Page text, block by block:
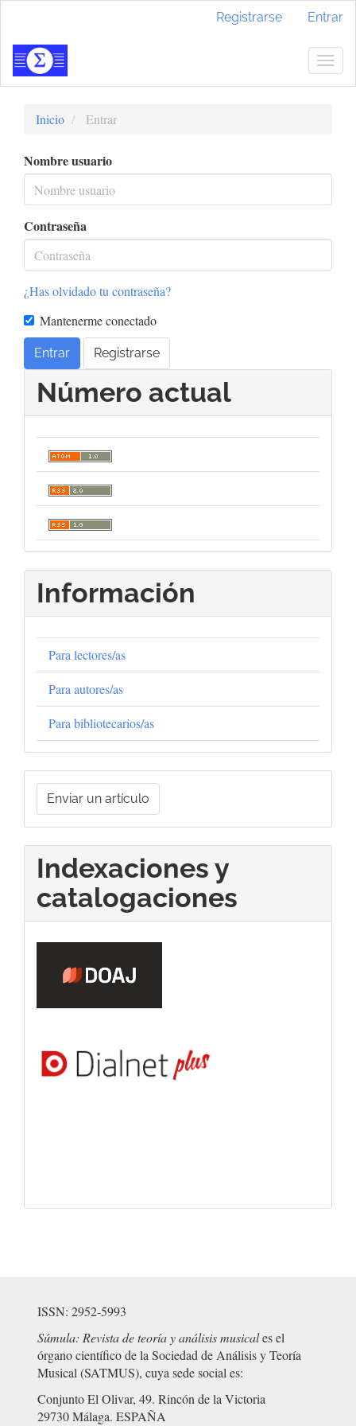
Contenido
principal
Barra
Registrarse Entrar
Inicio Entrar
Nombre usuario
Contraseña
¿Has olvidado tu contraseña?
Mantenerme conectado
Entrar Registrarse
Número actual
Información
Para lectores/as
Para autores/as
Para bibliotecarios/as
Enviar
un
artículo
Enviar un artículo
Indexaciones y
catalogaciones
ISSN: 2952-5993
Súmula: Revista de teoría y análisis musicales el
órgano científico de la Sociedad de Análisis y Teoría
Musical (SATMUS), cuya sede social es:
Conjunto El Olivar, 49. Rincón de la Victoria
29730 Málaga. ESPAÑA